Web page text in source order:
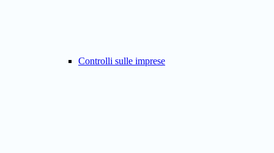
Controlli sulle imprese